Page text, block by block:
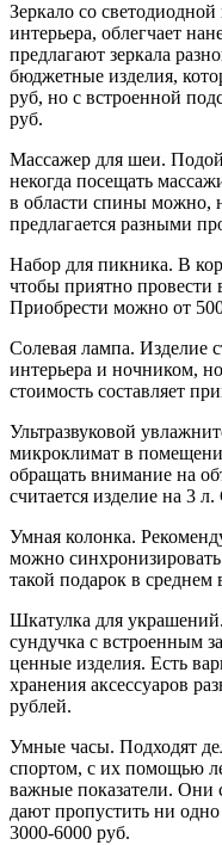
Зеркало со светодиодной
интерьера, облегчает
предлагают зеркала
бюджетные изделия,
руб, но с встроенной
руб.
Массажер для шеи.
некогда посещать
в области спины можно,
предлагается разными
Набор для пикника. В
чтобы приятно провести
Приобрести можно от
Солевая лампа. Изделие
интерьера и ночником,
стоимость составляет
Ультразвуковой
микроклимат в
обращать внимание на
считается изделие на 3
Умная колонка.
можно
такой подарок в среднем
Шкатулка для украшений.
сундучка с встроенным
ценные изделия. Есть
хранения аксессуаров
рублей.
Умные часы. Подходят
спортом, с их помощью
важные показатели. Они
дают пропустить ни
3000-6000 руб.